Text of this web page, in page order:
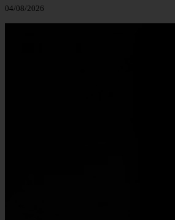
04/08/2026